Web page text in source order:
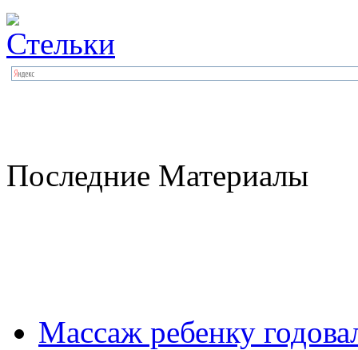
Последние Материалы
Массаж ребенку